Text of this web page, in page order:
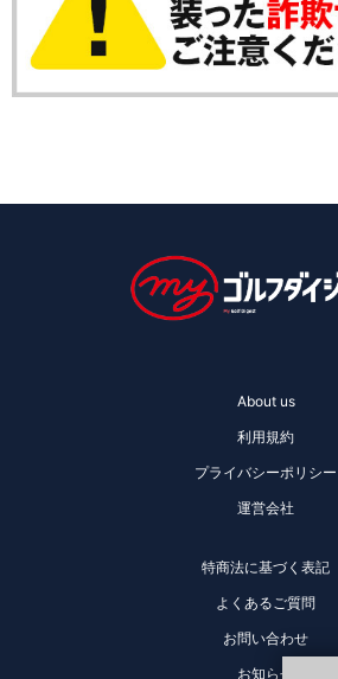
About us
利用規約
プライバシーポリシー
運営会社
特商法に基づく表記
よくあるご質問
お問い合わせ
お知らせ